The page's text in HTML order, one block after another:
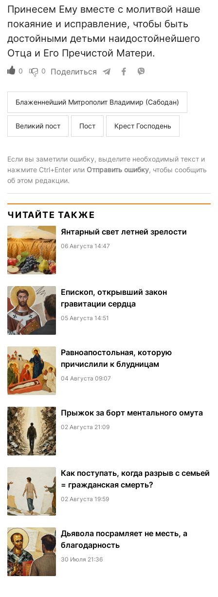
Принесем Ему вместе с молитвой наше
покаяние и исправление, чтобы быть
достойными детьми наидостойнейшего
Отца и Его Пречистой Матери.
0 0 Поделиться
Блаженнейший Митрополит Владимир (Сабодан)
Великий пост Пост Крест Господень
Если вы заметили ошибку, выделите необходимый текст и
нажмите Ctrl+Enter или Отправить ошибку, чтобы сообщить
об этом редакции.
ЧИТАЙТЕ ТАКЖЕ
Янтарный свет летней зрелости
06 Августа 14:47
Епископ, открывший закон
гравитации сердца
05 Августа 14:51
Равноапостольная, которую
причислили к блудницам
04 Августа 09:07
​Прыжок за борт ментального омута
02 Августа 21:09
Как поступать, когда разрыв с семьей
= гражданская смерть?
02 Августа 19:59
Дьявола посрамляет не месть, а
благодарность
30 Июля 21:36